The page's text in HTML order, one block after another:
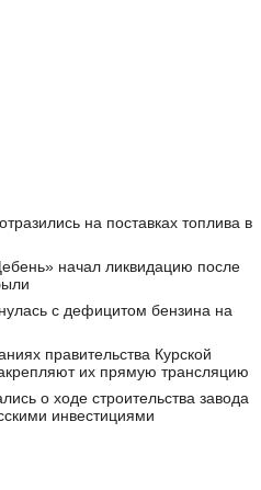
на поставках топлива в
начал ликвидацию после
с дефицитом бензина на
правительства Курской
их прямую трансляцию
о ходе строительства завода
инвестициями